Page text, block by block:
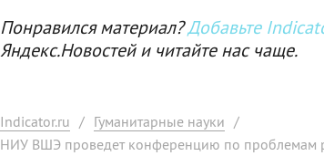
Понравился материал?Добавьте
Яндекс.Новостей и читайте нас чаще.
Indicator.ru / Гуманитарные науки /
НИУ ВШЭ проведет конференцию по проблемам